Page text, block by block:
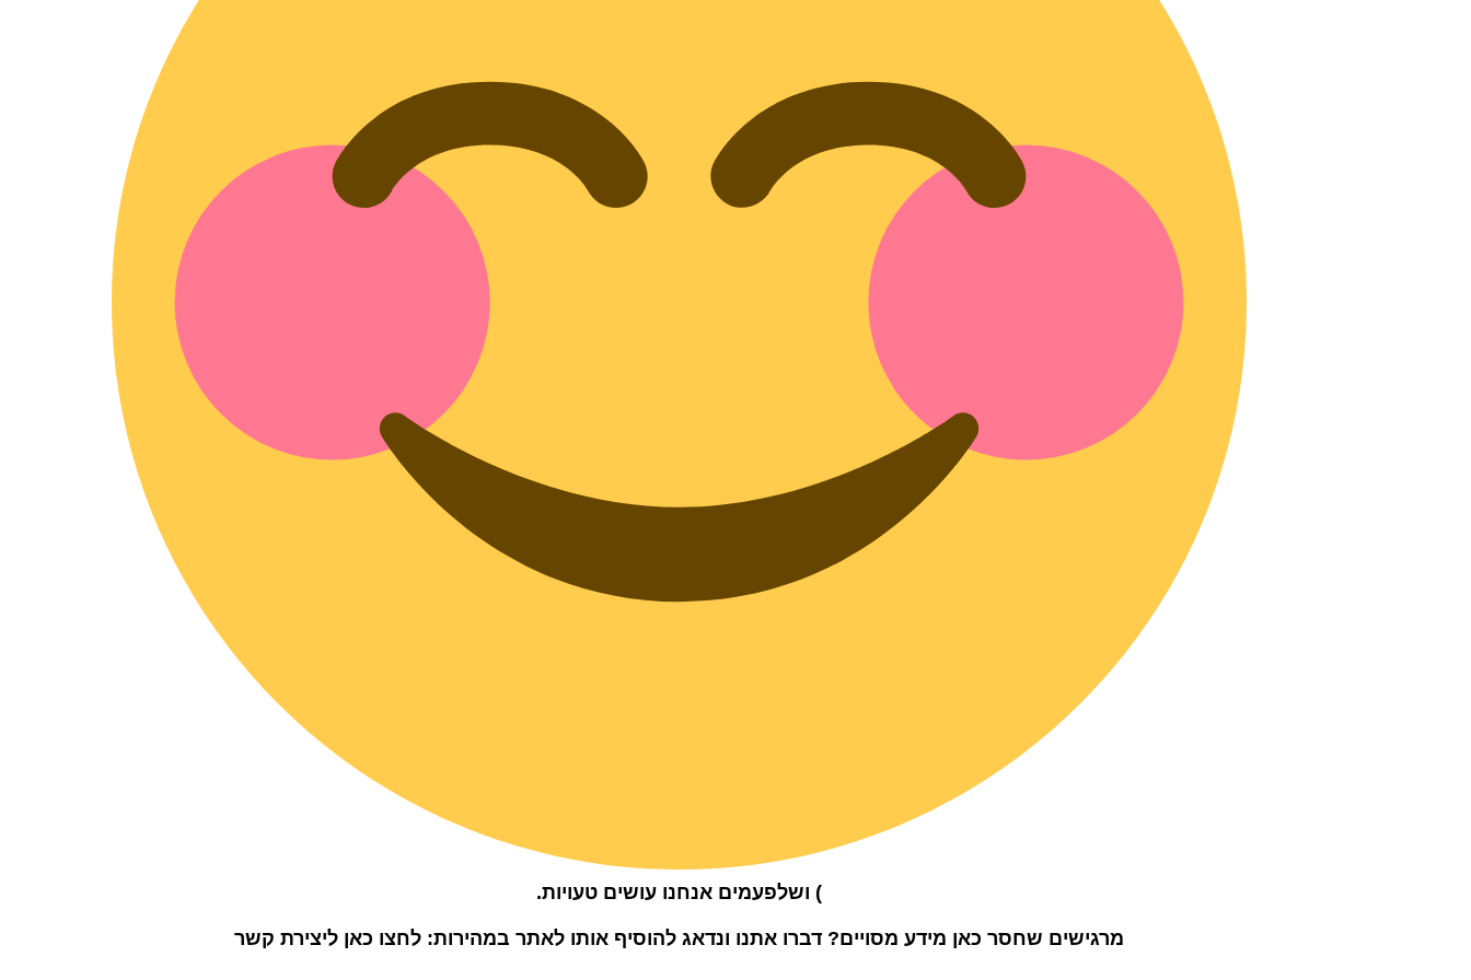
) ושלפעמים אנחנו עושים טעויות.
מרגישים שחסר כאן מידע מסויים? דברו אתנו ונדאג להוסיף אותו לאתר במהירות: לחצו כאן ליצירת קשר